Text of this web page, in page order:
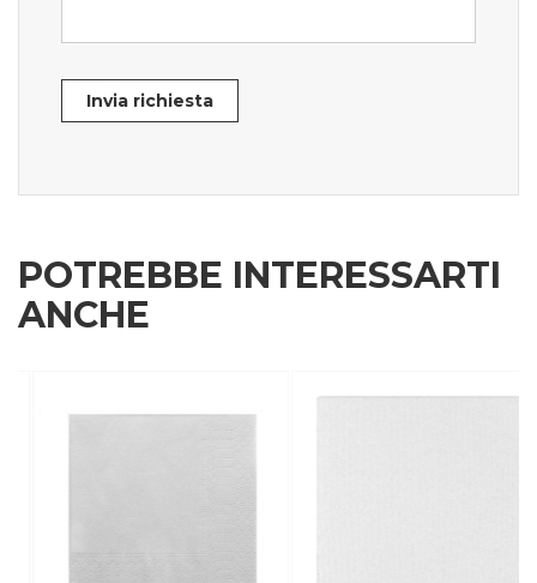
Invia richiesta
POTREBBE INTERESSARTI
ANCHE